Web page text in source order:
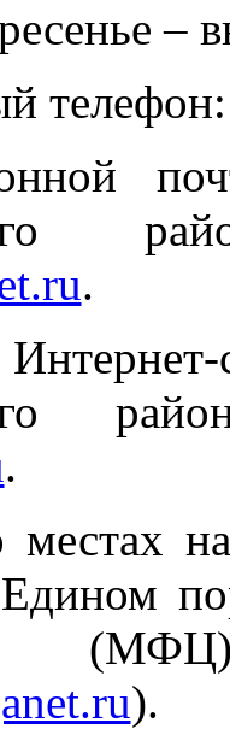
–
.
.
местах
).